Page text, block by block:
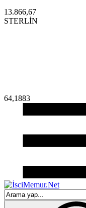
13.866,67
STERLİN
64,1883